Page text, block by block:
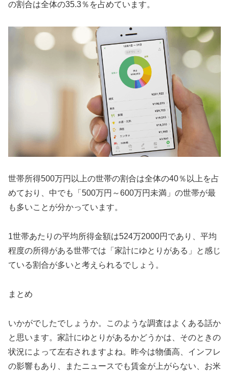
の割合は全体の35.3％を占めています。
世帯所得500万円以上の世帯の割合は全体の40％以上を占
めており、中でも「500万円～600万円未満」の世帯が最
も多いことが分かっています。
1世帯あたりの平均所得金額は524万2000円であり、平均
程度の所得がある世帯では「家計にゆとりがある」と感じ
ている割合が多いと考えられるでしょう。
まとめ
いかがでしたでしょうか。このような調査はよくある話か
と思います。家計にゆとりがあるかどうかは、そのときの
状況によって左右されますよね。昨今は物価高、インフレ
の影響もあり、またニュースでも賃金が上がらない、お米